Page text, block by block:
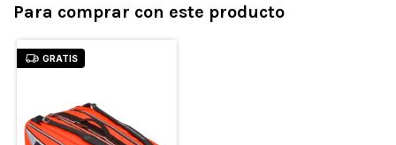
Para comprar con este producto
GRATIS